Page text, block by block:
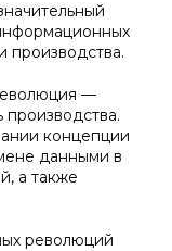
производства.
—
производства.
концепции
данными в
а также
революций